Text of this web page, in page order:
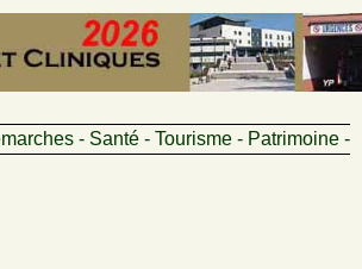
- Santé - Tourisme - Patrimoine -